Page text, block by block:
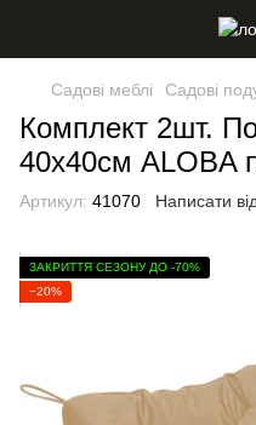
Садові меблі Садові
Комплект 2шт.
40х40см ALOBA
Артикул: 41070 Написати
ЗАКРИТТЯ СЕЗОНУ ДО -70%
−20%